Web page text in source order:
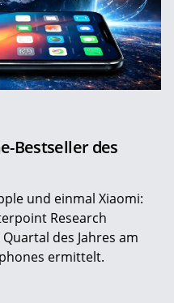
Bestseller des
und einmal Xiaomi:
Research
des Jahres am
ermittelt.